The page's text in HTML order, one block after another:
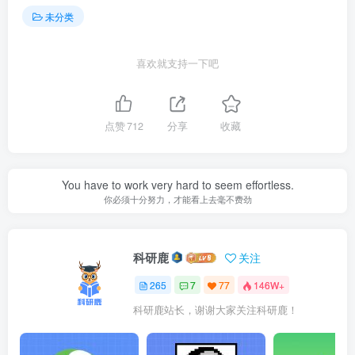
未分类
喜欢就支持一下吧
点赞712 分享 收藏
You have to work very hard to seem effortless.
你必须十分努力，才能看上去毫不费劲
科研鹿 关注
265 7 77 146W+
科研鹿站长，谢谢大家关注科研鹿！